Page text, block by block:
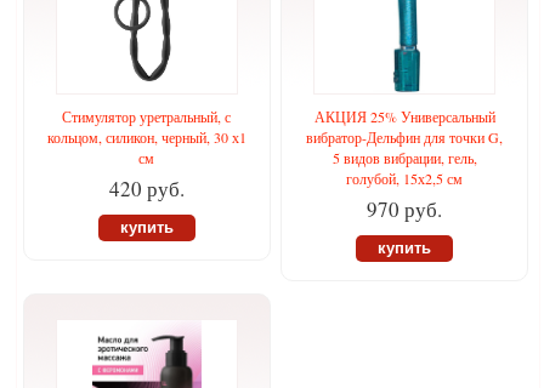
Стимулятор уретральный, с
кольцом, силикон, черный, 30 х1
см
420 руб.
купить
АКЦИЯ 25% Универсальный
вибратор-Дельфин для точки G,
5 видов вибрации, гель,
голубой, 15х2,5 см
970 руб.
купить